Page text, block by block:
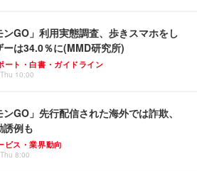
ンGO」利用実態調査、歩きスマホをし
ーは34.0％に(MMD研究所)
ート・白書・ガイドライン
10:00
ンGO」先行配信された海外では詐欺、
誘例も
ビス・業界動向
8:00